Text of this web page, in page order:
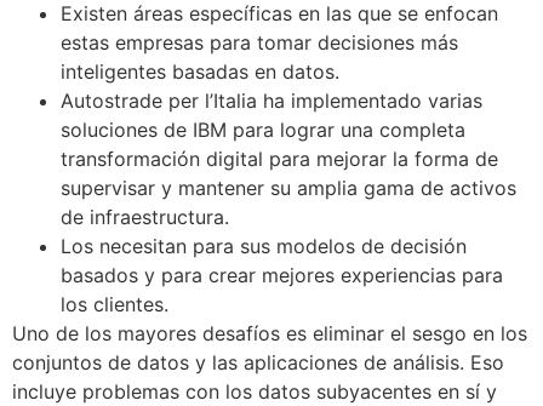
Existen áreas específicas en las que se enfocan
estas empresas para tomar decisiones más
inteligentes basadas en datos.
Autostrade per l’Italia ha implementado varias
soluciones de IBM para lograr una completa
transformación digital para mejorar la forma de
supervisar y mantener su amplia gama de activos
de infraestructura.
Los necesitan para sus modelos de decisión
basados y para crear mejores experiencias para
los clientes.
Uno de los mayores desafíos es eliminar el sesgo en los
conjuntos de datos y las aplicaciones de análisis. Eso
incluye problemas con los datos subyacentes en sí y